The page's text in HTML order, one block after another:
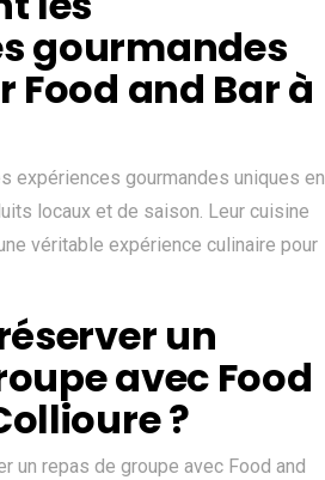
gourmandes
Food and Bar à
expériences gourmandes uniques en
locaux et de saison. Leur cuisine
véritable expérience culinaire pour
un
avec Food
?
un repas de groupe avec Food and